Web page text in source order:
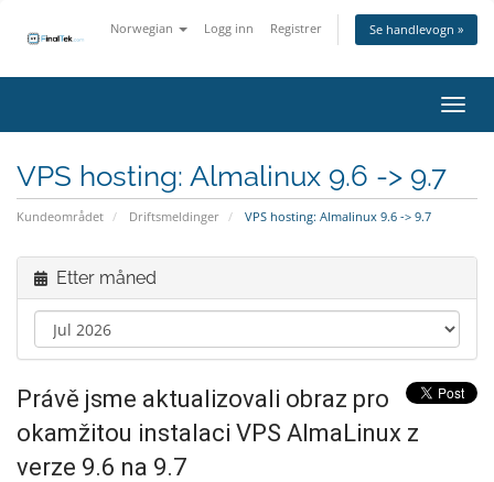
Norwegian Logg inn Registrer Se handlevogn »
Bytt
VPS hosting: Almalinux 9.6 -> 9.7
Kundeområdet Driftsmeldinger VPS hosting: Almalinux 9.6 -> 9.7
Etter måned
Právě jsme aktualizovali obraz pro
okamžitou instalaci VPS AlmaLinux z
verze 9.6 na 9.7